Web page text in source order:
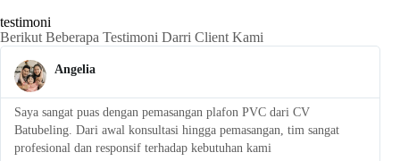
testimoni
Berikut Beberapa Testimoni Darri Client Kami
Angelia
Saya sangat puas dengan pemasangan plafon PVC dari CV
Batubeling. Dari awal konsultasi hingga pemasangan, tim sangat
profesional dan responsif terhadap kebutuhan kami